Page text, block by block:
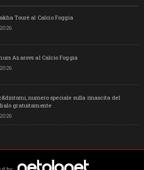
Tourè al Calcio Foggia
Azarovs al Calcio Foggia
numero speciale sulla rinascita del
gratuitamente